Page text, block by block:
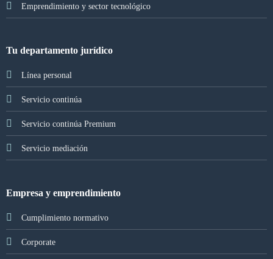
Emprendimiento y sector tecnológico
Tu departamento jurídico
Línea personal
Servicio continúa
Servicio continúa Premium
Servicio mediación
Empresa y emprendimiento
Cumplimiento normativo
Corporate